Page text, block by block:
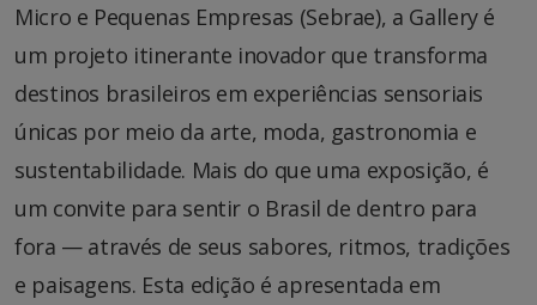
Micro e Pequenas Empresas (Sebrae), a Gallery é
um projeto itinerante inovador que transforma
destinos brasileiros em experiências sensoriais
únicas por meio da arte, moda, gastronomia e
sustentabilidade. Mais do que uma exposição, é
um convite para sentir o Brasil de dentro para
fora — através de seus sabores, ritmos, tradições
e paisagens. Esta edição é apresentada em